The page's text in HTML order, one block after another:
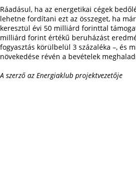
Ráadásul, ha az energetikai cégek
lehetne fordítani ezt az összeget, ha
keresztül évi 50 milliárd forinttal
milliárd forint értékű beruházást
fogyasztás körülbelül 3 százaléka –, és
növekedése révén a bevételek
A szerző az Energiaklub projektvezetője